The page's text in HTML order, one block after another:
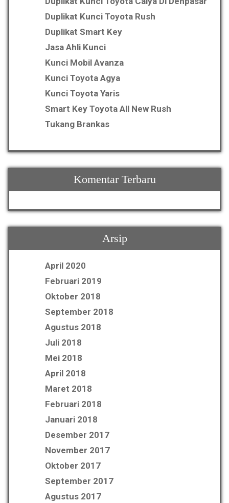
Duplikat Kunci Toyota Rush
Duplikat Smart Key
Jasa Ahli Kunci
Kunci Mobil Avanza
Kunci Toyota Agya
Kunci Toyota Yaris
Smart Key Toyota All New Rush
Tukang Brankas
Komentar Terbaru
Arsip
April 2020
Februari 2019
Oktober 2018
September 2018
Agustus 2018
Juli 2018
Mei 2018
April 2018
Maret 2018
Februari 2018
Januari 2018
Desember 2017
November 2017
Oktober 2017
September 2017
Agustus 2017